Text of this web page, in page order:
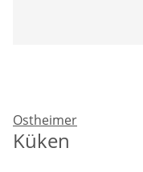
Ostheimer
Küken